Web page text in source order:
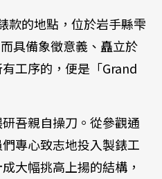
款的地點，位於岩手縣雫
具備象徵意義、矗立於
工序的，便是「Grand
吾親自操刀。從參觀通
專心致志地投入製錶工
大幅挑高上揚的結構，